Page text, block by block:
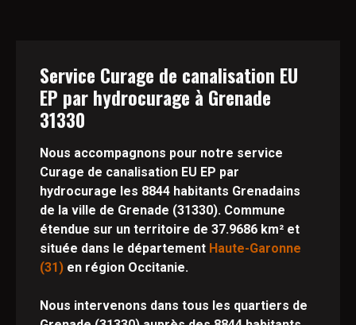
Service Curage de canalisation EU
EP par hydrocurage à Grenade
31330
Nous accompagnons pour notre service
Curage de canalisation EU EP par
hydrocurage les 8844 habitants Grenadains
de la ville de Grenade (31330). Commune
étendue sur un territoire de 37.9686 km² et
située dans le département Haute-Garonne
(31) en région Occitanie.
Nous intervenons dans tous les quartiers de